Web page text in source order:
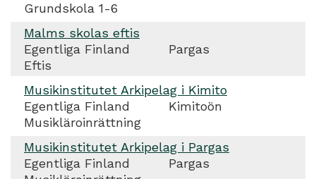
Grundskola 1-6
Malms skolas eftis
Egentliga Finland
Pargas
Eftis
Musikinstitutet Arkipelag i Kimito
Egentliga Finland
Kimitoön
Musikläroinrättning
Musikinstitutet Arkipelag i Pargas
Egentliga Finland
Pargas